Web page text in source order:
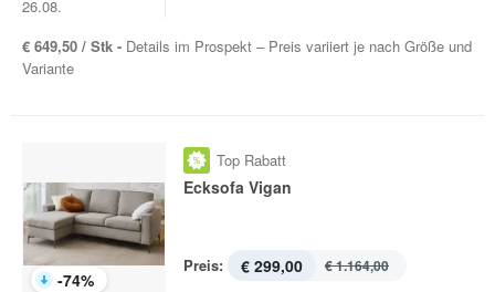
26.08.
€ 649,50 / Stk - Details im Prospekt – Preis variiert je nach Größe und
Variante
-74%
Top Rabatt
Ecksofa Vigan
Preis: € 299,00 € 1.164,00